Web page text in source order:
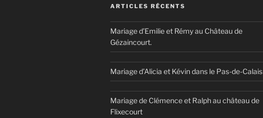
ARTICLES RÉCENTS
Mariage d’Emilie et Rémy au Château de
Gézaincourt.
Mariage d’Alicia et Kévin dans le Pas-de-Calais
Mariage de Clémence et Ralph au château de
Flixecourt